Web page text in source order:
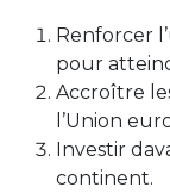
Renforcer
pour
Accroître
l’Union
Investir
continent.